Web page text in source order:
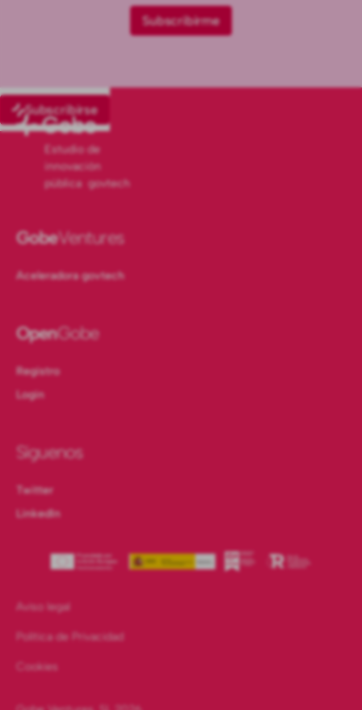
Subscribirse
Estudio de
innovación
pública govtech
GobeVentures
Aceleradora govtech
OpenGobe
Registro
Login
Síguenos
Twitter
LinkedIn
Aviso legal
Política de Privacidad
Cookies